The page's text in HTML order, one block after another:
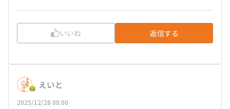
いいね 返信する
えいと
2025/12/28 08:00